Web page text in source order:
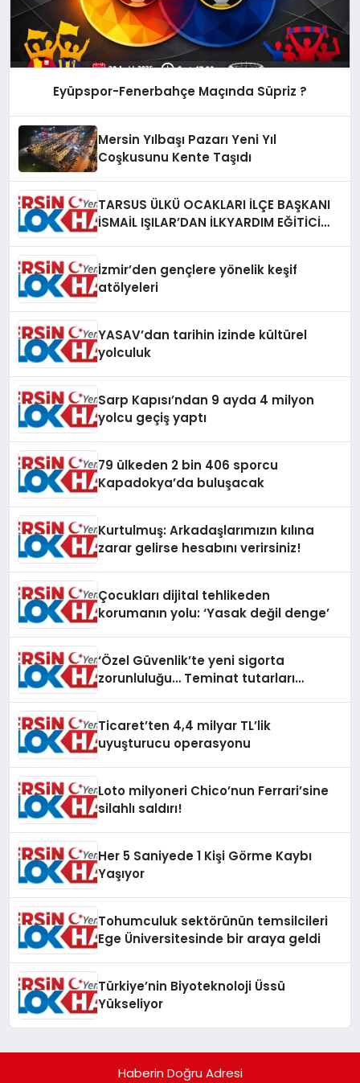
Eyüpspor-Fenerbahçe Maçında Süpriz ?
Mersin Yılbaşı Pazarı Yeni Yıl
Coşkusunu Kente Taşıdı
TARSUS ÜLKÜ OCAKLARI İLÇE BAŞKANI
İSMAİL IŞILAR’DAN İLKYARDIM EĞİTİCİ
İzmir’den gençlere yönelik keşif
atölyeleri
YASAV’dan tarihin izinde kültürel
yolculuk
Sarp Kapısı’ndan 9 ayda 4 milyon
yolcu geçiş yaptı
79 ülkeden 2 bin 406 sporcu
Kapadokya’da buluşacak
Kurtulmuş: Arkadaşlarımızın kılına
zarar gelirse hesabını verirsiniz!
Çocukları dijital tehlikeden
korumanın yolu: ‘Yasak değil denge’
‘Özel Güvenlik’te yeni sigorta
zorunluluğu… Teminat tutarları
Ticaret’ten 4,4 milyar TL’lik
uyuşturucu operasyonu
Loto milyoneri Chico’nun Ferrari’sine
silahlı saldırı!
Her 5 Saniyede 1 Kişi Görme Kaybı
Yaşıyor
Tohumculuk sektörünün temsilcileri
Ege Üniversitesinde bir araya geldi
Türkiye’nin Biyoteknoloji Üssü
Yükseliyor
Haberin Doğru Adresi